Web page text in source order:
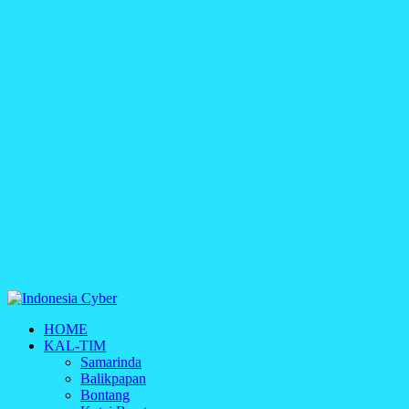
Indonesia Cyber
Media Cetak, Online & Streaming
HOME
KAL-TIM
Samarinda
Balikpapan
Bontang